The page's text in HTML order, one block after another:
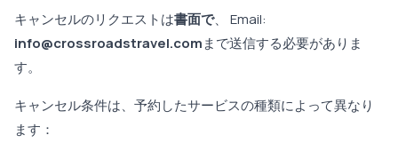
キャンセルのリクエストは書面で、 Email:
info@crossroadstravel.comまで送信する必要がありま
す。
キャンセル条件は、予約したサービスの種類によって異なり
ます：